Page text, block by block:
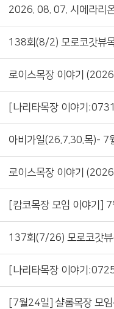
2026. 08. 07. 시에라리
138회(8/2) 모로코갓뷰
로이스목장 이야기
[나리타목장 이야기
아비가일(26.7.30.목)- 7
로이스목장 이야기
[캄코목장 모임 이야기]
137회(7/26) 모로코갓뷰
[나리타목장 이야기
[7월24일] 샬롬목장 모